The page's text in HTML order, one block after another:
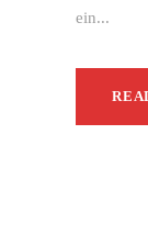
ein...